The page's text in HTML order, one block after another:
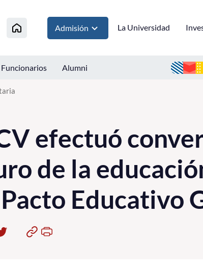
Admisión La Universidad
Funcionarios Alumni
efectuó
de la
Educativo